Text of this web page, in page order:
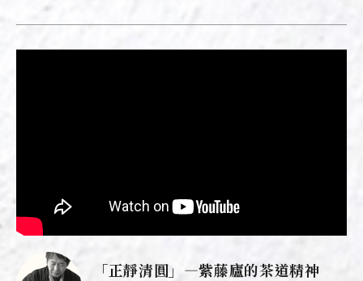
「正靜清圓」—紫藤廬的茶道精神